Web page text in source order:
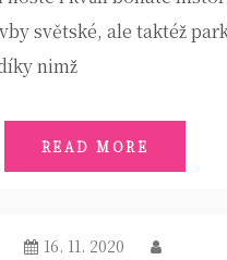
světské, ale taktéž
nimž
READ MORE
16. 11. 2020